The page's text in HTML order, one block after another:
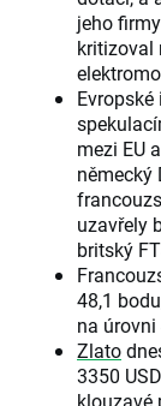
jeho
kritizoval
mezi EU
německý
uzavřely
britský
48,1
na
Zlato
3350
klouzavé